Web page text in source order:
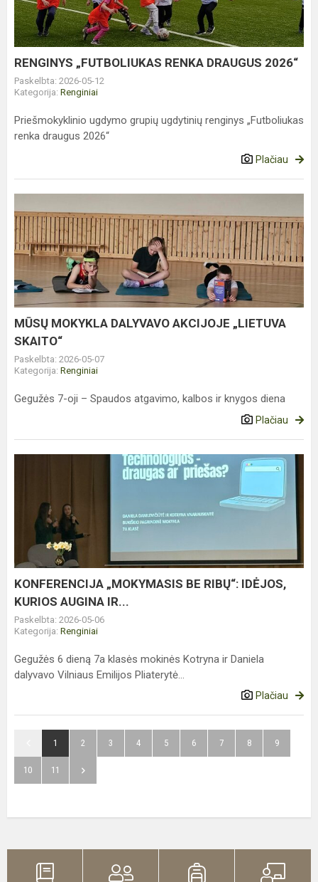
2026“
RENGINYS „FUTBOLIUKAS RENKA DRAUGUS 2026“
Paskelbta: 2026-05-12
Kategorija: Renginiai
Priešmokyklinio ugdymo grupių ugdytinių renginys „Futboliukas
renka draugus 2026“
Plačiau
MOKYKLA
DALYVAVO
AKCIJOJE
„LIETUVA
SKAITO“
MŪSŲ MOKYKLA DALYVAVO AKCIJOJE „LIETUVA
SKAITO“
Paskelbta: 2026-05-07
Kategorija: Renginiai
Gegužės 7-oji – Spaudos atgavimo, kalbos ir knygos diena
Plačiau
RIBŲ“:
IDĖJOS,
KURIOS
AUGINA
IR...
KONFERENCIJA „MOKYMASIS BE RIBŲ“: IDĖJOS,
KURIOS AUGINA IR...
Paskelbta: 2026-05-06
Kategorija: Renginiai
Gegužės 6 dieną 7a klasės mokinės Kotryna ir Daniela
dalyvavo Vilniaus Emilijos Pliaterytė...
Plačiau
1 2 3 4 5 6 7 8 9
10 11